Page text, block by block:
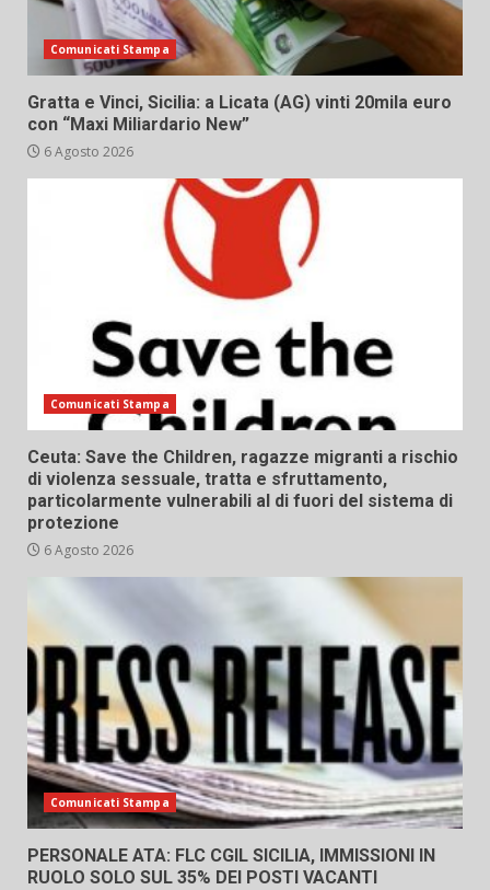
Comunicati Stampa
Gratta e Vinci, Sicilia: a Licata (AG) vinti 20mila euro
con “Maxi Miliardario New”
6 Agosto 2026
Comunicati Stampa
Ceuta: Save the Children, ragazze migranti a rischio
di violenza sessuale, tratta e sfruttamento,
particolarmente vulnerabili al di fuori del sistema di
protezione
6 Agosto 2026
Comunicati Stampa
PERSONALE ATA: FLC CGIL SICILIA, IMMISSIONI IN
RUOLO SOLO SUL 35% DEI POSTI VACANTI